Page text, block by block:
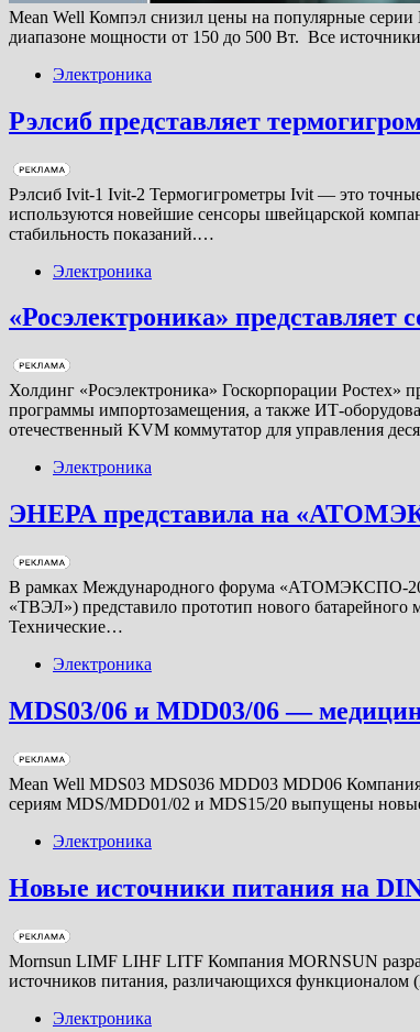
Mean Well Компэл снизил цены на популярные
диапазоне мощности от 150 до 500 Вт. Все
Электроника
Рэлсиб представляет
Рэлсиб Ivit-1 Ivit-2 Термогигрометры Ivit — это
используются новейшие сенсоры швейцарской
стабильность показаний.…
Электроника
«Росэлектроника»
Холдинг «Росэлектроника» Госкорпорации Ростех»
программы импортозамещения, а также ИТ-
отечественный KVM коммутатор для управления
Электроника
ЭНЕРА представила на
В рамках Международного форума «АТОМЭКСПО-
«ТВЭЛ») представило прототип нового
Технические…
Электроника
MDS03/06 и MDD03/06 —
Mean Well MDS03 MDS036 MDD03 MDD06
сериям MDS/MDD01/02 и MDS15/20 выпущены
Электроника
Новые источники питания на
Mornsun LIMF LIHF LITF Компания MORNSUN
источников питания, различающихся
Электроника